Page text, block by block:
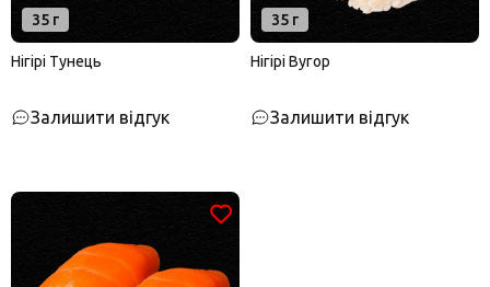
35 г
Нігірі Тунець
Залишити відгук
35 г
Нігірі Вугор
Залишити відгук